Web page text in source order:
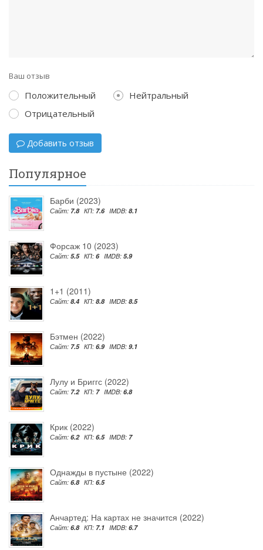
Ваш отзыв
Положительный
Нейтральный
Отрицательный
Добавить отзыв
Популярное
Барби (2023)
Сайт: 7.8 КП: 7.6 IMDB: 8.1
Форсаж 10 (2023)
Сайт: 5.5 КП: 6 IMDB: 5.9
1+1 (2011)
Сайт: 8.4 КП: 8.8 IMDB: 8.5
Бэтмен (2022)
Сайт: 7.5 КП: 6.9 IMDB: 9.1
Лулу и Бриггс (2022)
Сайт: 7.2 КП: 7 IMDB: 6.8
Крик (2022)
Сайт: 6.2 КП: 6.5 IMDB: 7
Однажды в пустыне (2022)
Сайт: 6.8 КП: 6.5
Анчартед: На картах не значится (2022)
Сайт: 6.8 КП: 7.1 IMDB: 6.7